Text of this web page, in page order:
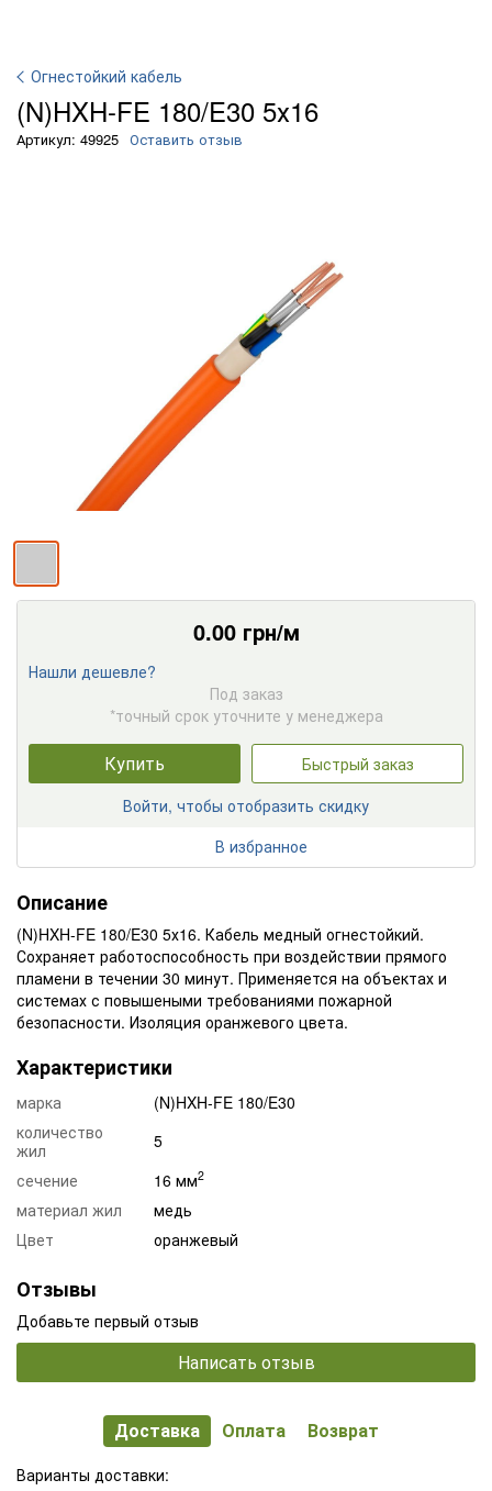
Огнестойкий кабель
(N)HXH-FE 180/E30 5х16
Артикул: 49925 Оставить отзыв
0.00грн/м
Нашли дешевле?
Под заказ
*точный срок уточните у менеджера
Купить
Быстрый заказ
Войти, чтобы отобразить скидку
В избранное
Описание
(N)HXH-FE 180/E30 5х16. Кабель медный огнестойкий.
Сохраняет работоспособность при воздействии прямого
пламени в течении 30 минут. Применяется на объектах и
системах с повышеными требованиями пожарной
безопасности. Изоляция оранжевого цвета.
Характеристики
марка
(N)HXH-FE 180/E30
количество
жил
5
сечение
16 мм2
материал жил
медь
Цвет
оранжевый
Отзывы
Добавьте первый отзыв
Написать отзыв
Доставка Оплата Возврат
Варианты доставки: